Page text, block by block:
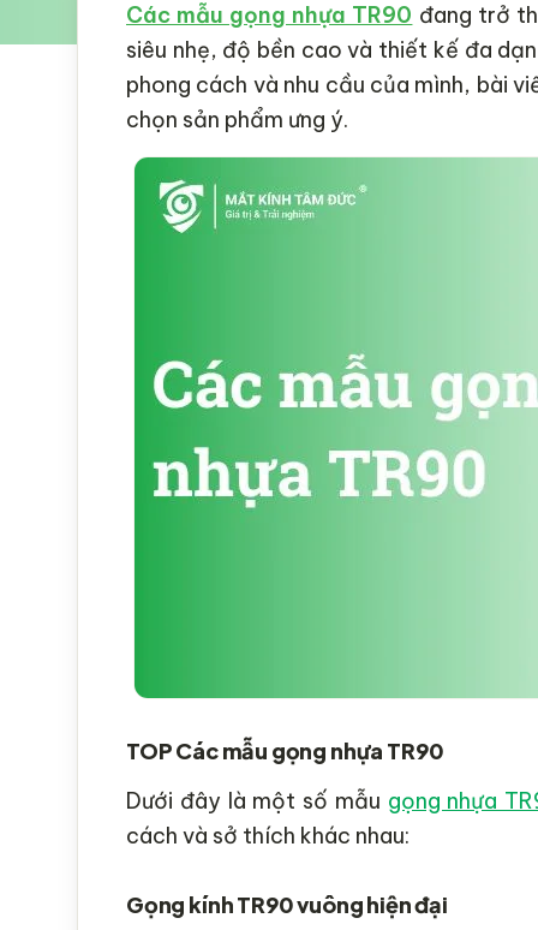
Các mẫu gọng nhựa TR90 đang trở
siêu nhẹ, độ bền cao và thiết kế đa
phong cách và nhu cầu của mình, bài
chọn sản phẩm ưng ý.
TOP Các mẫu gọng nhựa TR90
Dưới đây là một số mẫu gọng nhựa
cách và sở thích khác nhau:
Gọng kính TR90 vuông hiện đại